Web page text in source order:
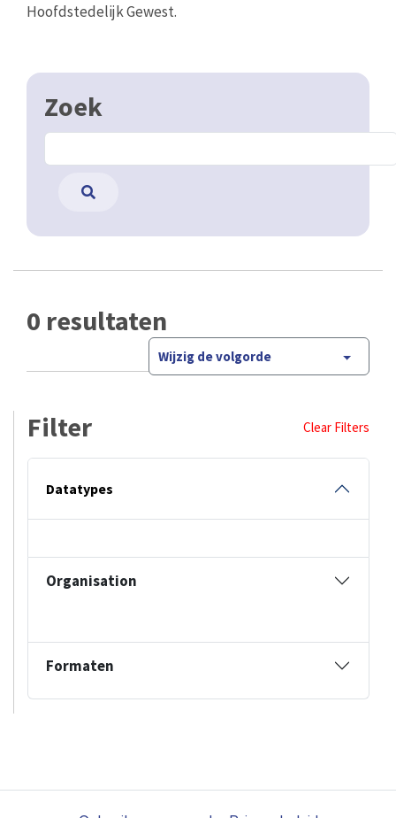
Hoofdstedelijk Gewest.
Zoek
0 resultaten
Wijzig de volgorde
Filter Clear Filters
Datatypes
Organisation
Formaten